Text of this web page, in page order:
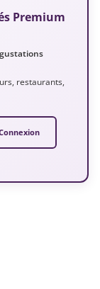
Premium
restaurants,